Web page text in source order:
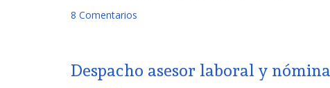
8 Comentarios
Despacho asesor laboral y